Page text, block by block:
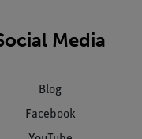
Media
Blog
Facebook